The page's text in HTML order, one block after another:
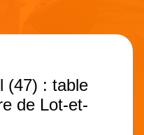
(47) : table
de Lot-et-